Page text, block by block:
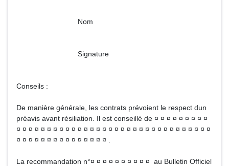
Nom
Signature
Conseils :
De manière générale, les contrats prévoient le respect dun
préavis avant résiliation. Il est conseillé de ¤ ¤ ¤ ¤ ¤ ¤ ¤ ¤ ¤
¤ ¤ ¤ ¤ ¤ ¤ ¤ ¤ ¤ ¤ ¤ ¤ ¤ ¤ ¤ ¤ ¤ ¤ ¤ ¤ ¤ ¤ ¤ ¤ ¤ ¤ ¤ ¤ ¤ ¤ ¤ ¤
¤ ¤ ¤ ¤ ¤ ¤ ¤ ¤ ¤ ¤ ¤ ¤ ¤ ¤ ¤ .
La recommandation n°¤ ¤ ¤ ¤ ¤ ¤ ¤ ¤ ¤ ¤ au Bulletin Officiel